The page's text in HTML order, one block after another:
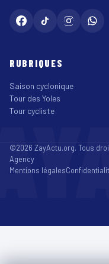
RUBRIQUES
Saison cyclonique
Tour des Yoles
Tour cycliste
©2026 ZayActu.org. Tous
Agency
Mentions légales